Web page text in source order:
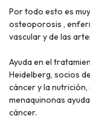
Por todo esto es
osteoporosis ,
vascular y de las
Ayuda en el
Heidelberg, socios
cáncer y la
menaquinonas
cáncer.